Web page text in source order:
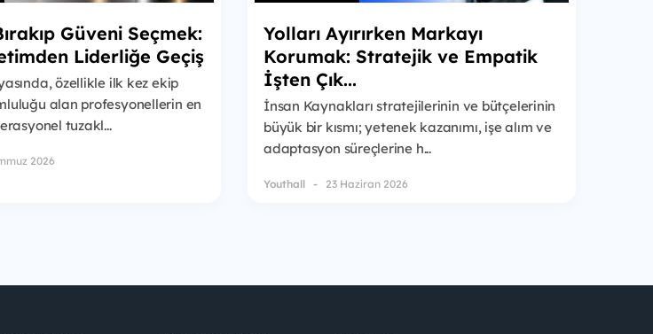
Güveni Seçmek:
Liderliğe Geçiş
özellikle ilk kez ekip
alan profesyonellerin en
tuzakl...
2026
Yolları Ayırırken Markayı
Korumak: Stratejik ve Empatik
İşten Çık...
İnsan Kaynakları stratejilerinin ve bütçelerinin
büyük bir kısmı; yetenek kazanımı, işe alım ve
adaptasyon süreçlerine h...
Youthall 23 Haziran 2026